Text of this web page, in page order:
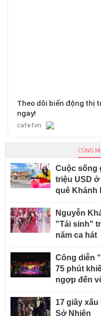
Theo dõi biến động thị
ngay!
cafef.vn
CÙNG
Cuộc sống
triệu USD
quê Khánh
Nguyễn
"Tái sinh"
năm ca hát
Công diễn
75 phút
ngợp đến
17 giây
Sở Nhiên